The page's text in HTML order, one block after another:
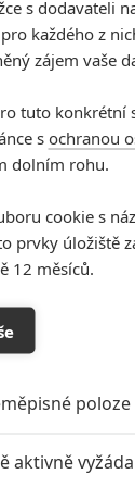
popřípadě v
Ghost
nějakou
SHIELDu
i
budeme
a jeden v
s dodavateli
každého z
zájem vaše
tuto konkrétní
s ochranou
dolním rohu.
cookie s
prvky úložiště
12 měsíců.
poloze
aktivně